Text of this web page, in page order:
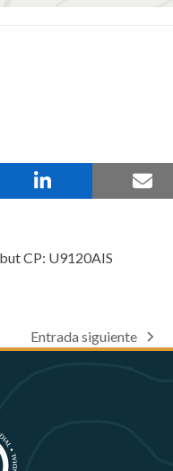
CP: U9120AIS
next
Entrada siguiente